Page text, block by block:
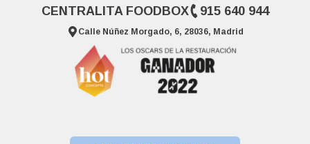
CENTRALITA FOODBOX
915 640 944
Calle Núñez Morgado, 6, 28036, Madrid